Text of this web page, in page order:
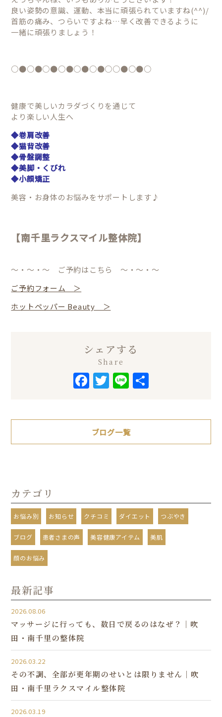
良い姿勢の意識、運動、本当に頑張られていますね(^^)/
首筋の痛み、つらいですよね…早く改善できるように
一緒に頑張りましょう！
○●○●○●○●○●○●○○●○●○
健康で美しいカラダづくりを通じて
より楽しい人生へ
◆巻肩改善
◆猫背改善
◆骨盤調整
◆美脚・くびれ
◆小顔矯正
美容・お身体のお悩みをサポートします♪
【南千里ラクスマイル整体院】
～・～・～ ご予約はこちら ～・～・～
ご予約フォーム ＞
ホットペッパー Beauty ＞
シェアする
Share
Facebook
Twitter
Line
ブログ一覧
カテゴリ
お悩み別 お知らせ クチコミ ダイエット つぶやき
ブログ 患者さまの声 美容健康アイテム 美肌
顔のお悩み
最新記事
2026.08.06
マッサージに行っても、数日で戻るのはなぜ？｜吹
田・南千里の整体院
2026.03.22
その不調、全部が更年期のせいとは限りません｜吹
田・南千里ラクスマイル整体院
2026.03.19